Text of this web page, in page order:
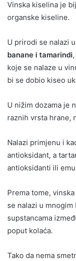
Vinska kiselina je
organske kiseline.
U prirodi se nalazi
banane i tamarindi
koje se nalaze u
bi se dobio kiseo
U nižim dozama je
raznih vrsta hrane,
Nalazi primjenu i
antioksidant, a
antioksidanti ili
Prema tome,
se nalazi u
supstancama
poput kolaća.
Tako da nema